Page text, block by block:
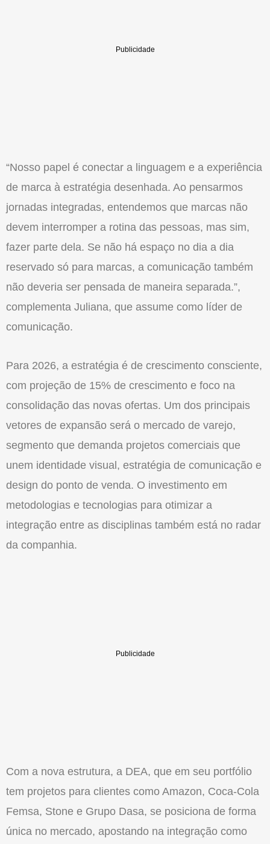
“Nosso papel é conectar a linguagem e a experiência
de marca à estratégia desenhada. Ao pensarmos
jornadas integradas, entendemos que marcas não
devem interromper a rotina das pessoas, mas sim,
fazer parte dela. Se não há espaço no dia a dia
reservado só para marcas, a comunicação também
não deveria ser pensada de maneira separada.”,
complementa Juliana, que assume como líder de
comunicação.
Para 2026, a estratégia é de crescimento consciente,
com projeção de 15% de crescimento e foco na
consolidação das novas ofertas. Um dos principais
vetores de expansão será o mercado de varejo,
segmento que demanda projetos comerciais que
unem identidade visual, estratégia de comunicação e
design do ponto de venda. O investimento em
metodologias e tecnologias para otimizar a
integração entre as disciplinas também está no radar
da companhia.
Com a nova estrutura, a DEA, que em seu portfólio
tem projetos para clientes como Amazon, Coca-Cola
Femsa, Stone e Grupo Dasa, se posiciona de forma
única no mercado, apostando na integração como